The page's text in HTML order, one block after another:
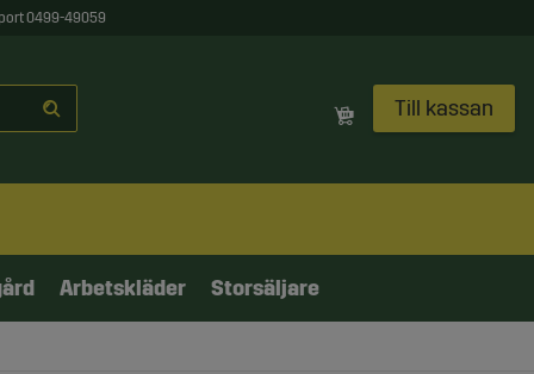
0499-49059
Till kassan
Arbetskläder Storsäljare